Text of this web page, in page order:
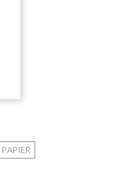
PAPIER